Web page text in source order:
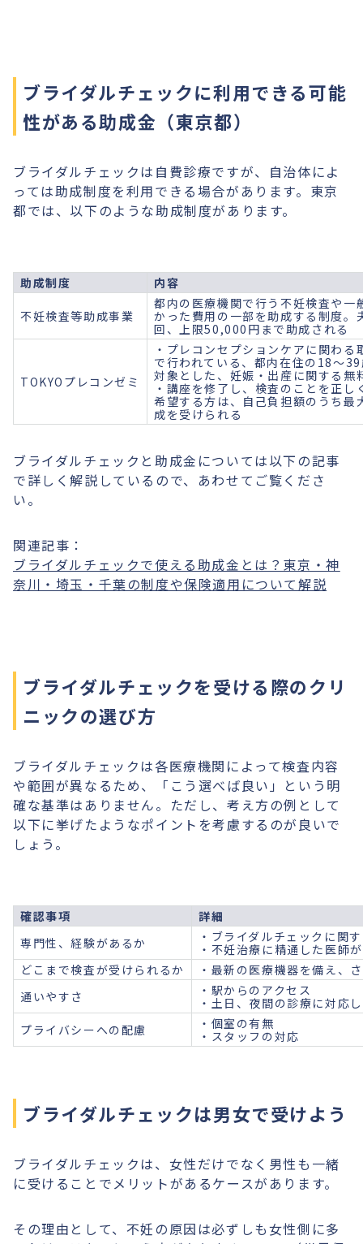
ブライダルチェックに利用できる可能
性がある助成金（東京都）
ブライダルチェックは自費診療ですが、自治体によ
っては助成制度を利用できる場合があります。東京
都では、以下のような助成制度があります。
助成制度 内容
不妊検査等助成事業
都内の医療機関で行う不妊検査や一
かった費用の一部を助成する制度。
回、上限50,000円まで助成される
TOKYOプレコンゼミ
・プレコンセプションケアに関わる
で行われている、都内在住の18～
対象とした、妊娠・出産に関する無
・講座を修了し、検査のことを正し
希望する方は、自己負担額のうち
成を受けられる
ブライダルチェックと助成金については以下の記事
で詳しく解説しているので、あわせてご覧くださ
い。
関連記事：
ブライダルチェックで使える助成金とは？東京・神
奈川・埼玉・千葉の制度や保険適用について解説
ブライダルチェックを受ける際のクリ
ニックの選び方
ブライダルチェックは各医療機関によって検査内容
や範囲が異なるため、「こう選べば良い」という明
確な基準はありません。ただし、考え方の例として
以下に挙げたようなポイントを考慮するのが良いで
しょう。
確認事項
詳細
専門性、経験があるか
・ブライダルチェックに関
・不妊治療に精通した医師
どこまで検査が受けられるか
・最新の医療機器を備え、
通いやすさ
・駅からのアクセス
・土日、夜間の診療に対応
プライバシーへの配慮
・個室の有無
・スタッフの対応
ブライダルチェックは男女で受けよう
ブライダルチェックは、女性だけでなく男性も一緒
に受けることでメリットがあるケースがあります。
その理由として、不妊の原因は必ずしも女性側に多